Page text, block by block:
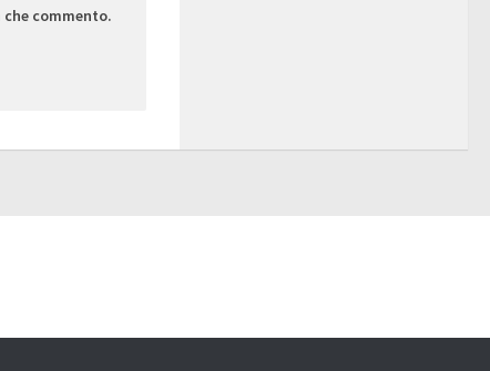
commento.